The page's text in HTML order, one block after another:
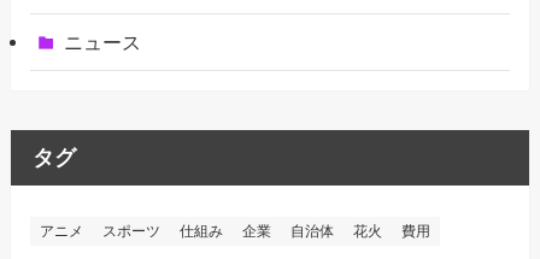
ニュース
タグ
アニメ スポーツ 仕組み 企業 自治体 花火 費用